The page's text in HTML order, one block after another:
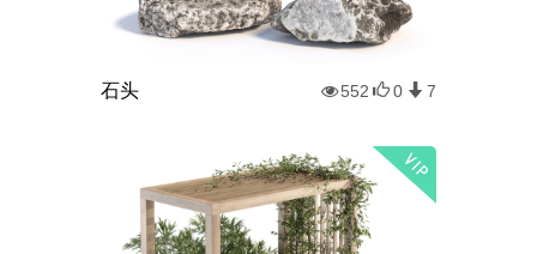
石头 552 0 7